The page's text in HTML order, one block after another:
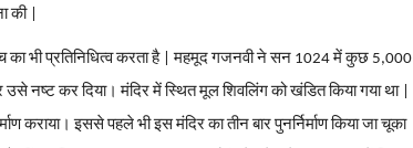
की|
का भी प्रतिनिधित्व करता है|महमूद गजनवी ने सन 1024में कुछ 5,000
उसे नष्ट कर दिया। मंदिर में स्थित मूल शिवलिंग को खंडित किया गया था|
कराया। इससे पहले भी इस मंदिर का तीन बार पुनर्निर्माण किया जा चूका